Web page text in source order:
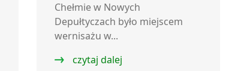
Chełmie w Nowych
Depułtyczach było miejscem
wernisażu w...
czytaj dalej